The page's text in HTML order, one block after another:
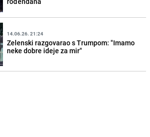
14.06.26. 21:24
Zelenski razgovarao s Trumpom: "Imamo
neke dobre ideje za mir"